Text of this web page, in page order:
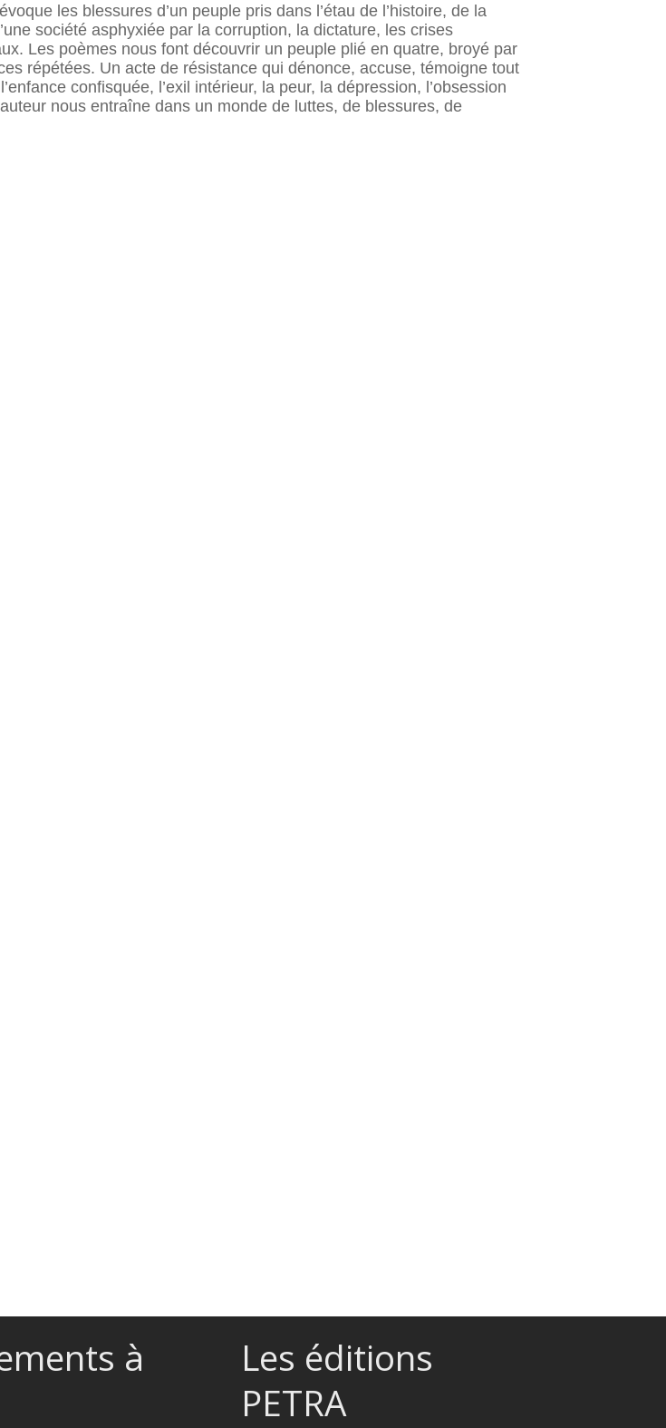
les blessures d’un peuple pris dans l’étau de l’histoire, de la
société asphyxiée par la corruption, la dictature, les crises
Les poèmes nous font découvrir un peuple plié en quatre, broyé par
répétées. Un acte de résistance qui dénonce, accuse, témoigne tout
confisquée, l’exil intérieur, la peur, la dépression, l’obsession
nous entraîne dans un monde de luttes, de blessures, de
à
Les éditions
PETRA